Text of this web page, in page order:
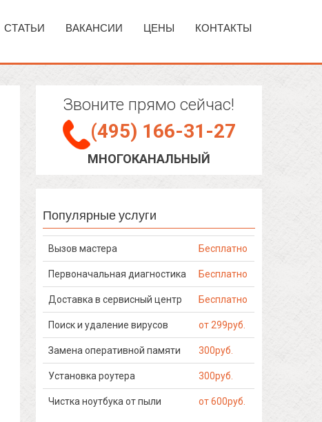
СТАТЬИ ВАКАНСИИ ЦЕНЫ КОНТАКТЫ
Звоните прямо сейчас!
(495) 166-31-27
МНОГОКАНАЛЬНЫЙ
Популярные услуги
Вызов мастера Бесплатно
Первоначальная диагностика Бесплатно
Доставка в сервисный центр Бесплатно
Поиск и удаление вирусов от 299руб.
Замена оперативной памяти 300руб.
Установка роутера 300руб.
Чистка ноутбука от пыли от 600руб.